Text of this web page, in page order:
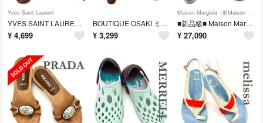
Yves Saint Laurent
YVES SAINT LAURENT パンプス 本革 リボン ロゴバックル ブラウン 2413T
¥ 4,699
BOUTIQUE OSAKI ミュール 本革 バックストラップ ポインテッドトゥ ブラウン 2412T
¥ 3,299
Maison Margiela（旧Maison Martin Margiela）
■新品級■ Maison Margiela ハイヒール エナメル スケッチヒール ブラック 2403T
¥ 27,090